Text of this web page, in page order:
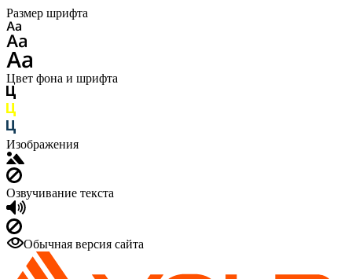
Размер шрифта
Цвет фона и шрифта
Изображения
Озвучивание текста
Обычная версия сайта